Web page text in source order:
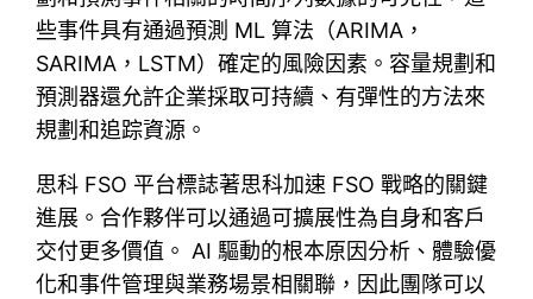
些事件具有通過預測 ML 算法（ARIMA，
SARIMA，LSTM）確定的風險因素。容量規劃和
預測器還允許企業採取可持續、有彈性的方法來
規劃和追踪資源。
思科 FSO 平台標誌著思科加速 FSO 戰略的關鍵
進展。合作夥伴可以通過可擴展性為自身和客戶
交付更多價值。 AI 驅動的根本原因分析、體驗優
化和事件管理與業務場景相關聯，因此團隊可以